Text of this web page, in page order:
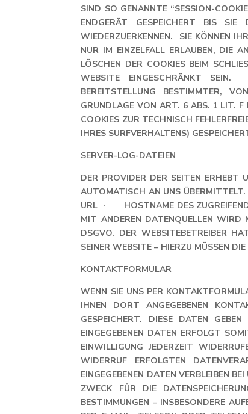
SIND SO GENANNTE “SESSION-
ENDGERÄT GESPEICHERT BIS
WIEDERZUERKENNEN. SIE KÖNNEN
NUR IM EINZELFALL ERLAUBEN, DIE
ÖSCHEN DER COOKIES BEIM
BSITE EINGESCHRÄNKT SEIN.
REITSTELLUNG BESTIMMTER, VON
UNDLAGE VON ART. 6 ABS. 1 LIT. F
OKIES ZUR TECHNISCH
RES SURFVERHALTENS)
SERVER-LOG-DATEIEN
DER PROVIDER DER SEITEN ERHEBT
AUTOMATISCH AN UNS
URL · HOSTNAME DES
MIT ANDEREN DATENQUELLEN
DSGVO. DER WEBSITEBETREIBER
SEINER WEBSITE – HIERZU MÜSSEN
KONTAKTFORMULAR
WENN SIE UNS PER
IHNEN DORT ANGEGEBENEN
GESPEICHERT. DIESE DATEN
EINGEGEBENEN DATEN ERFOLGT
INWILLIGUNG JEDERZEIT
DERRUF ERFOLGTEN
NGEGEBENEN DATEN VERBLEIBEN BEI
ECK FÜR DIE DATENSPEICHERUNG
STIMMUNGEN – INSBESONDERE